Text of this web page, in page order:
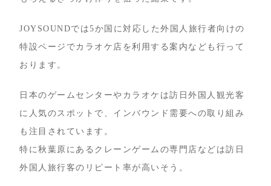
JOYSOUNDでは5か国に対応した外国人旅行者向けの
特設ページでカラオケ店を利用する案内なども行って
おります。
日本のゲームセンターやカラオケは訪日外国人観光客
に人気のスポットで、インバウンド需要への取り組み
も注目されています。
特に秋葉原にあるクレーンゲームの専門店などは訪日
外国人旅行客のリピート率が高いそう。